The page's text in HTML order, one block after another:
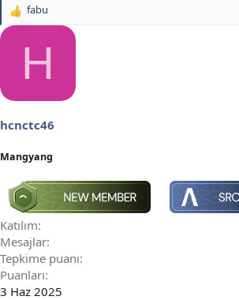
T
e
e
:
fabu
H
hcnctc46
Mangyang
Katılım
Mesajlar
Tepkime puanı
Puanları
3 Haz 2025